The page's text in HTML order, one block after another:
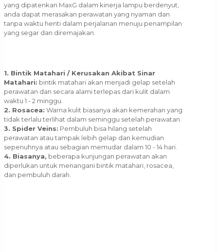
yang dipatenkan MaxG dalam kinerja lampu berdenyut,
anda dapat merasakan perawatan yang nyaman dan
tanpa waktu henti dalam perjalanan menuju penampilan
yang segar dan diremajakan.
1. Bintik Matahari / Kerusakan Akibat Sinar
Matahari: bintik matahari akan menjadi gelap setelah
perawatan dan secara alami terlepas dari kulit dalam
waktu 1 - 2 minggu.
2. Rosacea: Warna kulit biasanya akan kemerahan yang
tidak terlalu terlihat dalam seminggu setelah perawatan.
3. Spider Veins: Pembuluh bisa hilang setelah
perawatan atau tampak lebih gelap dan kemudian
sepenuhnya atau sebagian memudar dalam 10 - 14 hari.
4. Biasanya, beberapa kunjungan perawatan akan
diperlukan untuk menangani bintik matahari, rosacea,
dan pembuluh darah.